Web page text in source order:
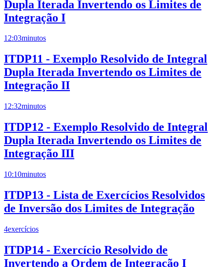
Dupla Iterada Invertendo os Limites de
Integração I
12:03minutos
ITDP11 - Exemplo Resolvido de Integral
Dupla Iterada Invertendo os Limites de
Integração II
12:32minutos
ITDP12 - Exemplo Resolvido de Integral
Dupla Iterada Invertendo os Limites de
Integração III
10:10minutos
ITDP13 - Lista de Exercícios Resolvidos
de Inversão dos Limites de Integração
4exercícios
ITDP14 - Exercício Resolvido de
Invertendo a Ordem de Integração I